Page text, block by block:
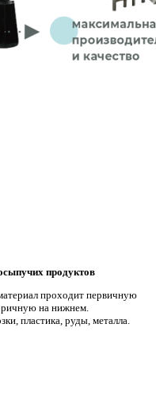
продуктов
проходит первичную
на нижнем.
пластика, руды, металла.